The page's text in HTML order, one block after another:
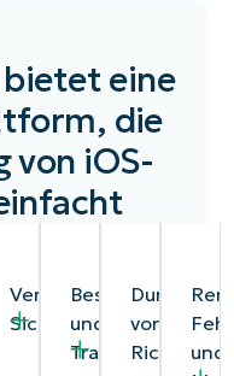
eine
die
von iOS-
Verbesserte
Sicherheit
und
Transparenz
von
Richtlinien
und